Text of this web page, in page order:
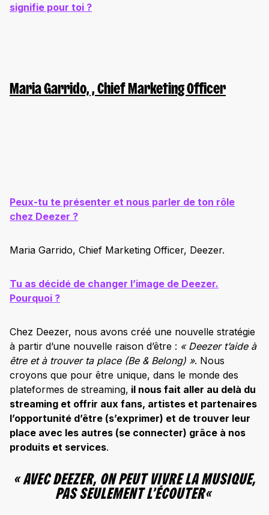
signifie pour toi ?
MariaGarrido, , Chief Marketing Officer
Peux-tu te présenter et nous parler de ton rôle
chez Deezer ?
Maria Garrido, Chief Marketing Officer, Deezer.
Tu as décidé de changer l’image de Deezer.
Pourquoi ?
Chez Deezer, nous avons créé une nouvelle stratégie
à partir d’une nouvelle raison d’être : « Deezer t’aide à
être et à trouver ta place (Be & Belong) ». Nous
croyons que pour être unique, dans le monde des
plateformes de streaming, il nous fait aller au delà du
streaming et offrir aux fans, artistes et partenaires
l’opportunité d’être (s’exprimer) et de trouver leur
place avec les autres (se connecter) grâce à nos
produits et services.
«AVEC DEEZER, ON PEUT VIVRE LA MUSIQUE,
PAS SEULEMENT L’ÉCOUTER«